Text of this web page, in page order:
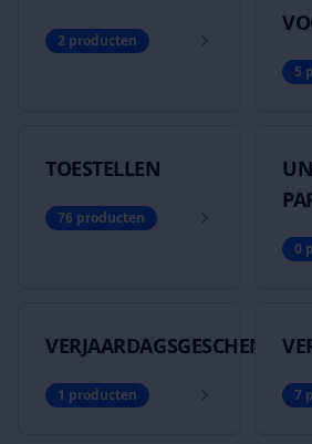
2 producten
5
TOESTELLEN
76 producten
0
VERJAARDAGSGESCHENKEN
1 producten 7